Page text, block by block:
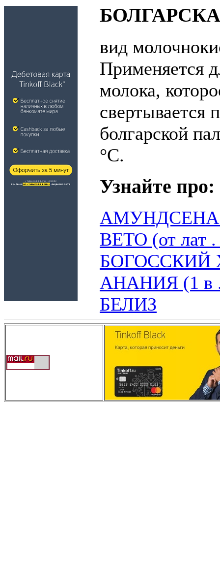
вид
Применяется
молока,
свертывается
болгарской
°C.
Узнайте про:
ВЕТО (от лат
БОГОССКИЙ
АНАНИЯ (1 в
БЕЛИЗ